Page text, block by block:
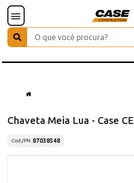
Chaveta Meia Lua - Case CE
Cód./PN 87038548